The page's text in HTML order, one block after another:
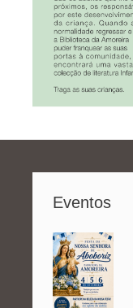
Eventos